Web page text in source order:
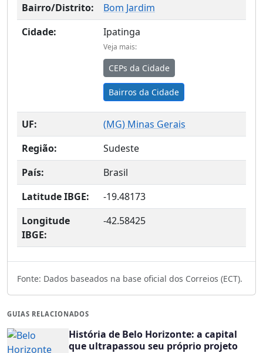
Bairro/Distrito:
Bom Jardim
Cidade:
Ipatinga
Veja mais:
CEPs da Cidade
Bairros da Cidade
UF: (MG) Minas Gerais
Região:
Sudeste
País:
Brasil
Latitude IBGE:
-19.48173
Longitude
IBGE:
-42.58425
Fonte: Dados baseados na base oficial dos Correios (ECT).
GUIAS RELACIONADOS
História de Belo Horizonte: a capital
que ultrapassou seu próprio projeto